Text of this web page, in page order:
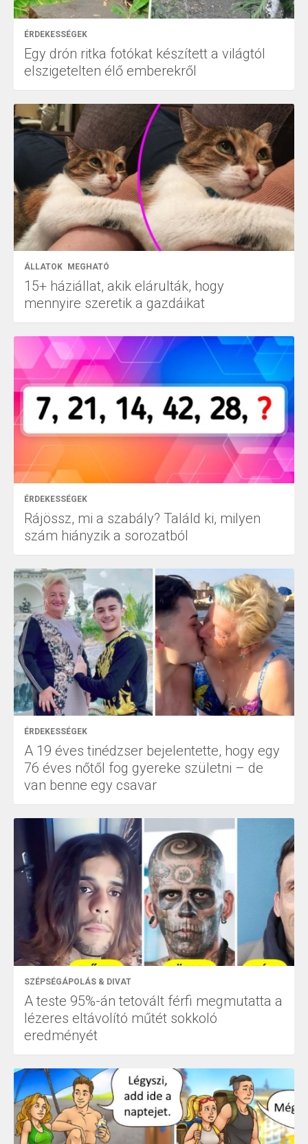
ÉRDEKESSÉGEK
Egy drón ritka fotókat készített a világtól
elszigetelten élő emberekről
ÁLLATOK MEGHATÓ
15+ háziállat, akik elárulták, hogy
mennyire szeretik a gazdáikat
ÉRDEKESSÉGEK
Rájössz, mi a szabály? Találd ki, milyen
szám hiányzik a sorozatból
ÉRDEKESSÉGEK
A 19 éves tinédzser bejelentette, hogy egy
76 éves nőtől fog gyereke születni – de
van benne egy csavar
SZÉPSÉGÁPOLÁS & DIVAT
A teste 95%-án tetovált férfi megmutatta a
lézeres eltávolító műtét sokkoló
eredményét